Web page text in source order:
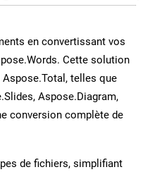
en convertissant vos
Cette solution
Aspose.Total, telles que
Aspose.Diagram,
conversion complète de
de fichiers, simplifiant